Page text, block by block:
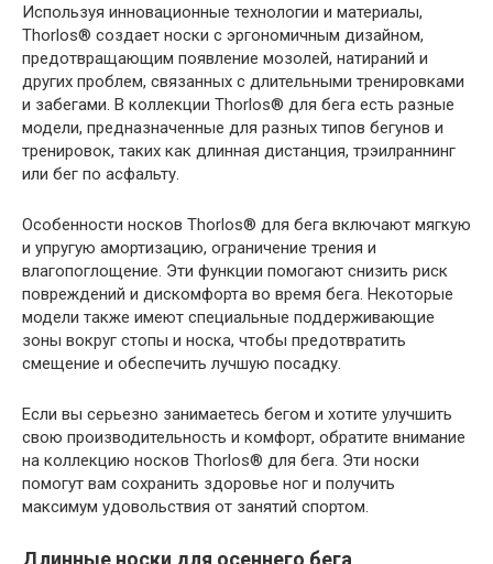
Используя инновационные технологии и материалы,
Thorlos® создает носки с эргономичным дизайном,
предотвращающим появление мозолей, натираний и
других проблем, связанных с длительными тренировками
и забегами. В коллекции Thorlos® для бега есть разные
модели, предназначенные для разных типов бегунов и
тренировок, таких как длинная дистанция, трэилраннинг
или бег по асфальту.
Особенности носков Thorlos® для бега включают мягкую
и упругую амортизацию, ограничение трения и
влагопоглощение. Эти функции помогают снизить риск
повреждений и дискомфорта во время бега. Некоторые
модели также имеют специальные поддерживающие
зоны вокруг стопы и носка, чтобы предотвратить
смещение и обеспечить лучшую посадку.
Если вы серьезно занимаетесь бегом и хотите улучшить
свою производительность и комфорт, обратите внимание
на коллекцию носков Thorlos® для бега. Эти носки
помогут вам сохранить здоровье ног и получить
максимум удовольствия от занятий спортом.
Длинные носки для осеннего бега